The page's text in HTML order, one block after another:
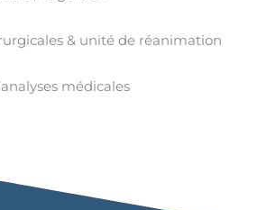
& unité de réanimation
médicales